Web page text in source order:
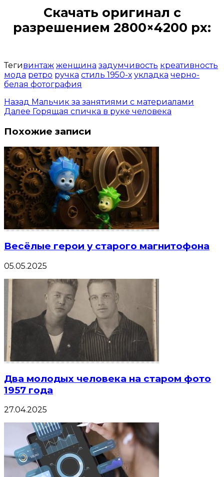
Скачать оригинал с
разрешением 2800×4200 px:
Тегивинтаж женщина задумчивость креативность
мода ретро ручка стиль 1950-х укладка черно-
белая фотография
Назад Мальчик за занятиями с материалами
Далее Горящая спичка в руке человека
Похожие записи
Весёлые герои у старого магнитофона
05.05.2025
Два молодых человека на старом фото
1957 года
27.04.2025